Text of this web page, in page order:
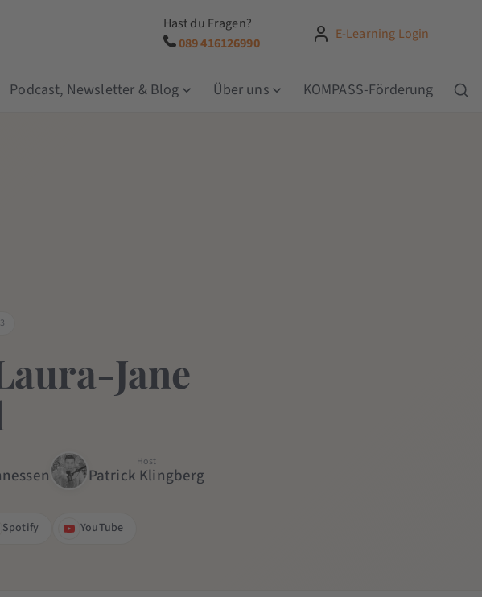
Hast du Fragen?
089 416126990
E-Learning Login
Podcast, Newsletter & Blog Über uns KOMPASS-Förderung
Jane
Host
Patrick Klingberg
Spotify YouTube